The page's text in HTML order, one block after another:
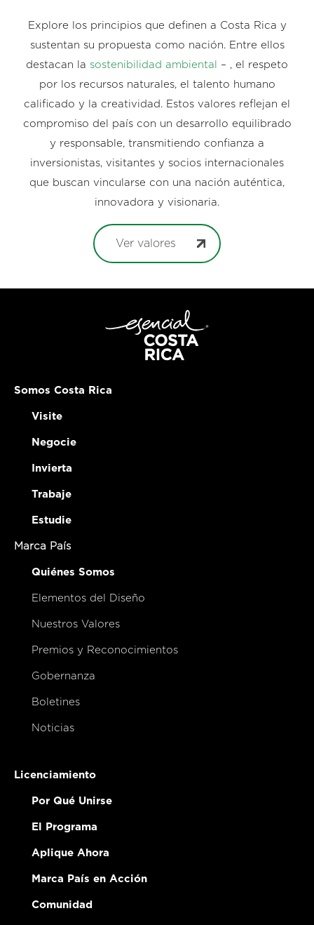
Explore los principios que definen a Costa Rica y
sustentan su propuesta como nación. Entre ellos
destacan la sostenibilidad ambiental
– , el respeto
por los recursos naturales, el talento humano
calificado y la creatividad. Estos valores reflejan el
compromiso del país con un desarrollo equilibrado
y responsable, transmitiendo confianza a
inversionistas, visitantes y socios internacionales
que buscan vincularse con una nación auténtica,
innovadora y visionaria.
Ver valores
Somos Costa Rica
Visite
Negocie
Invierta
Trabaje
Estudie
Marca País
Quiénes Somos
Elementos del Diseño
Nuestros Valores
Premios y Reconocimientos
Gobernanza
Boletines
Noticias
Licenciamiento
Por Qué Unirse
El Programa
Aplique Ahora
Marca País en Acción
Comunidad